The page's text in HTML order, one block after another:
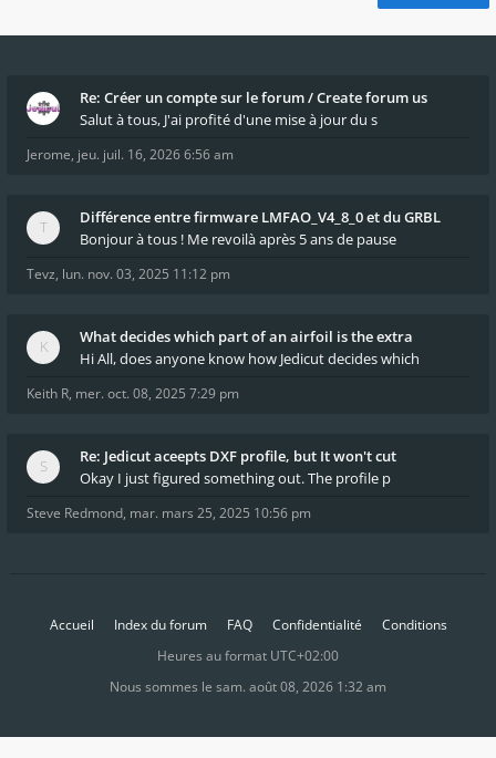
Re: Créer un compte sur le forum / Create forum us
Salut à tous, J'ai profité d'une mise à jour du s
Jerome, jeu. juil. 16, 2026 6:56 am
Différence entre firmware LMFAO_V4_8_0 et du GRBL
Bonjour à tous ! Me revoilà après 5 ans de pause
Tevz, lun. nov. 03, 2025 11:12 pm
What decides which part of an airfoil is the extra
Hi All, does anyone know how Jedicut decides which
Keith R, mer. oct. 08, 2025 7:29 pm
Re: Jedicut aceepts DXF profile, but It won't cut
Okay I just figured something out. The profile p
Steve Redmond, mar. mars 25, 2025 10:56 pm
Accueil Index du forum FAQ Confidentialité
Conditions
Heures au format UTC+02:00
Nous sommes le sam. août 08, 2026 1:32 am